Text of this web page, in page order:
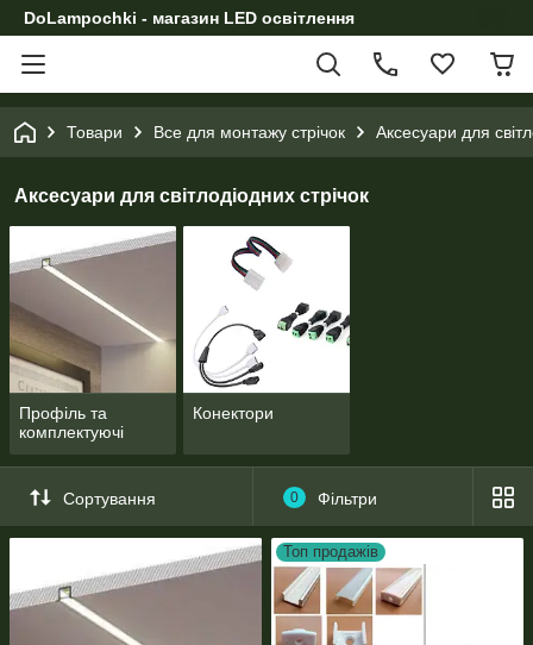
DoLampochki - магазин LED освітлення
Товари Все для монтажу стрічок Аксесуари для
Аксесуари для світлодіодних стрічок
Профіль та
комплектуючі
Конектори
Сортування 0 Фільтри
Топ продажів